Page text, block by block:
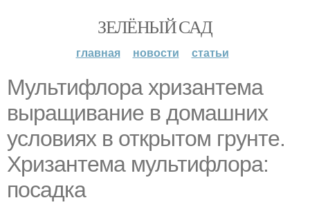
ЗЕЛЁНЫЙ САД
главная новости статьи
Мультифлора хризантема
выращивание в домашних
условиях в открытом грунте.
Хризантема мультифлора:
посадка